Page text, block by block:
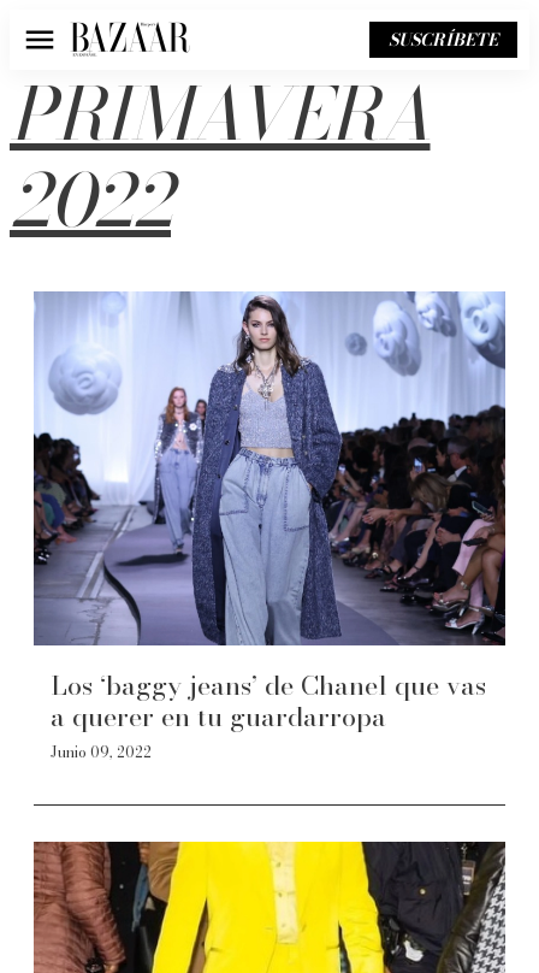
Menú SUSCRÍBETE
PRIMAVERA
2022
Los ‘baggy jeans’ de Chanel que vas
a querer en tu guardarropa
Junio 09, 2022